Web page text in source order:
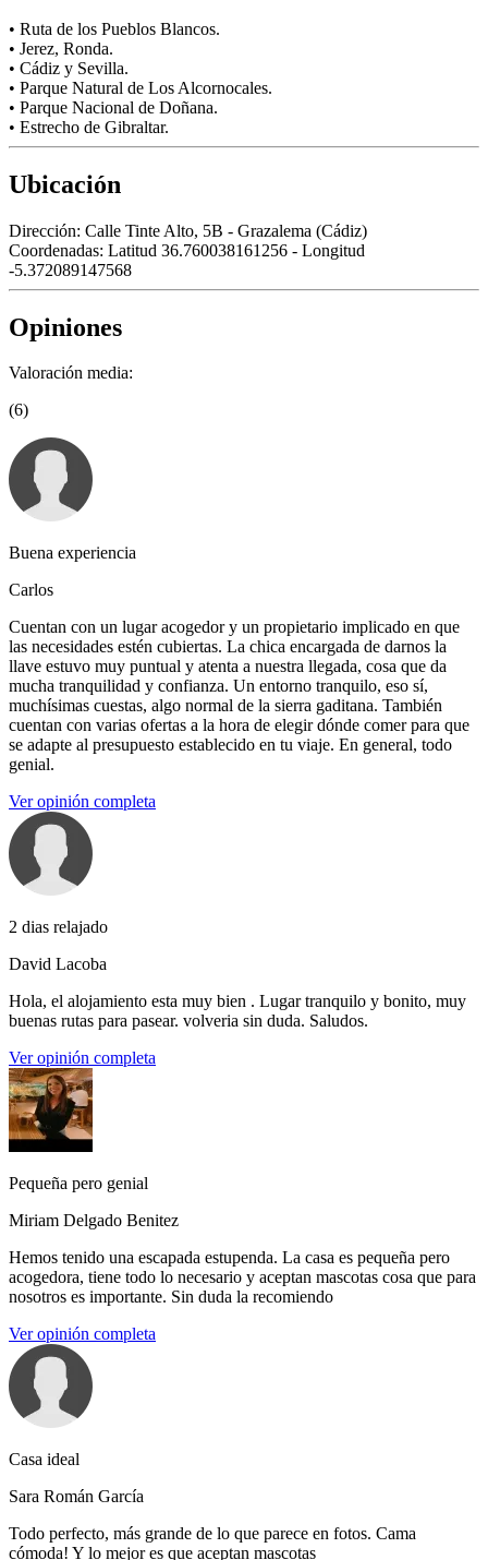
• Ruta de los Pueblos Blancos.
• Jerez, Ronda.
• Cádiz y Sevilla.
• Parque Natural de Los Alcornocales.
• Parque Nacional de Doñana.
• Estrecho de Gibraltar.
Ubicación
Dirección: Calle Tinte Alto, 5B - Grazalema (Cádiz)
Coordenadas: Latitud 36.760038161256 - Longitud
-5.372089147568
Opiniones
Valoración media:
(6)
Buena experiencia
Carlos
Cuentan con un lugar acogedor y un propietario implicado en que
las necesidades estén cubiertas. La chica encargada de darnos la
llave estuvo muy puntual y atenta a nuestra llegada, cosa que da
mucha tranquilidad y confianza. Un entorno tranquilo, eso sí,
muchísimas cuestas, algo normal de la sierra gaditana. También
cuentan con varias ofertas a la hora de elegir dónde comer para que
se adapte al presupuesto establecido en tu viaje. En general, todo
genial.
Ver opinión completa
2 dias relajado
David Lacoba
Hola, el alojamiento esta muy bien . Lugar tranquilo y bonito, muy
buenas rutas para pasear. volveria sin duda. Saludos.
Ver opinión completa
Pequeña pero genial
Miriam Delgado Benitez
Hemos tenido una escapada estupenda. La casa es pequeña pero
acogedora, tiene todo lo necesario y aceptan mascotas cosa que para
nosotros es importante. Sin duda la recomiendo
Ver opinión completa
Casa ideal
Sara Román García
Todo perfecto, más grande de lo que parece en fotos. Cama
cómoda! Y lo mejor es que aceptan mascotas